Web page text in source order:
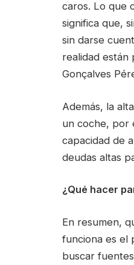
caros. Lo que
significa que,
sin darse
realidad están
Gonçalves
Además, la
un coche, por
capacidad de
deudas altas
¿Qué hacer
En resumen,
funciona es el
buscar